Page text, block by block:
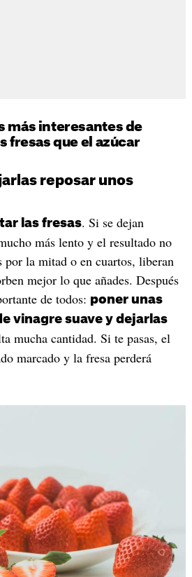
más interesantes de
fresas que el azúcar
reposar unos
las fresas. Si se dejan
más lento y el resultado no
por la mitad o en cuartos, liberan
mejor lo que añades. Después
de todos: poner unas
vinagre suave y dejarlas
mucha cantidad. Si te pasas, el
marcado y la fresa perderá